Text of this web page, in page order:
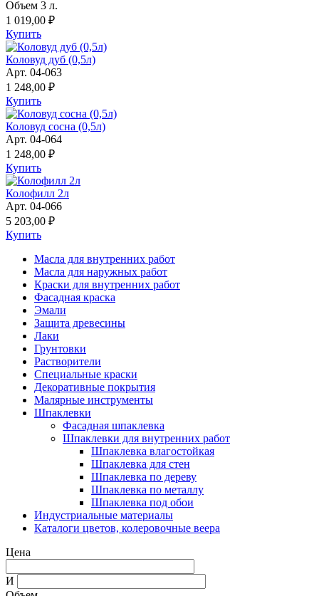
Объем 3 л.
1 019,00 ₽
Купить
Коловуд дуб (0,5л)
Арт. 04-063
1 248,00 ₽
Купить
Коловуд сосна (0,5л)
Арт. 04-064
1 248,00 ₽
Купить
Колофилл 2л
Арт. 04-066
5 203,00 ₽
Купить
Масла для внутренних работ
Масла для наружных работ
Краски для внутренних работ
Фасадная краска
Эмали
Защита древесины
Лаки
Грунтовки
Растворители
Специальные краски
Декоративные покрытия
Малярные инструменты
Шпаклевки
Фасадная шпаклевка
Шпаклевки для внутренних работ
Шпаклевка влагостойкая
Шпаклевка для стен
Шпаклевка по дереву
Шпаклевка по металлу
Шпаклевка под обои
Индустриальные материалы
Каталоги цветов, колеровочные веера
Цена
И